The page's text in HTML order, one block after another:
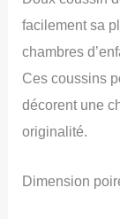
coussin
décoratif,
coussin
doux,
déco
bébé
facilement sa
chambres
Ces coussins
décorent une
originalité.
Dimension